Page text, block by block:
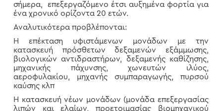
σήμερα, επεξεργαζόμενο έτσι αυξημένα φορτία για
ένα χρονικό ορίζοντα 20 ετών.
Αναλυτικότερα προβλέπονται:
Η επέκταση υφιστάμενων μονάδων με την
κατασκευή πρόσθετων δεξαμενών εξάμμωσης,
βιολογικών αντιδραστήρων, δεξαμενής καθίζησης,
μηχανικής πάχυνσης, χωνευτών ιλύος,
αεροφυλακίου, μηχανής συμπαραγωγής, πυρσού
καύσης κλπ
Η κατασκευή νέων μονάδων (μονάδα επεξεργασίας
λιπών και ελαίων, προετοιμασίας βιομηχανικού